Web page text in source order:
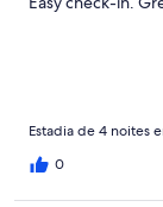
Estadia de 4 noites
0